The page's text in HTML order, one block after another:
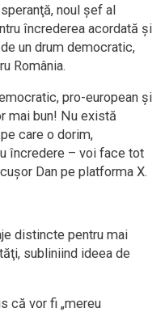
noul şef al
încrederea acordată şi
un drum democratic,
România.
pro-european şi
mai bun! Nu există
care o dorim,
încredere – voi face tot
Dan pe platforma X.
distincte pentru mai
subliniind ideea de
că vor fi „mereu